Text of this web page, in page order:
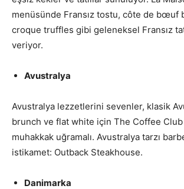
menüsünde Fransız tostu, côte de bœuf
croque truffles gibi geleneksel Fransız
veriyor.
Avustralya
Avustralya lezzetlerini sevenler, klasik
brunch ve flat white için The Coffee Club
muhakkak uğramalı. Avustralya tarzı
istikamet: Outback Steakhouse.
Danimarka